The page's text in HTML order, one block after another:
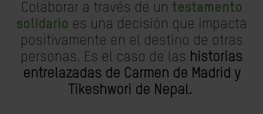
Colaborar a través de un testamento
solidario es una decisión que impacta
positivamente en el destino de otras
personas. Es el caso de las historias
entrelazadas de Carmen de Madrid y
Tikeshwori de Nepal.